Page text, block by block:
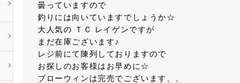
曇っていますので
釣りには向いていますでしょうか☆
大人気の ＴＣ レイゲンですが
まだ在庫ございます♪
レジ前にて陳列しておりますので
お探しのお客様はお早めに☆
ブローウィンは完売でございます、、